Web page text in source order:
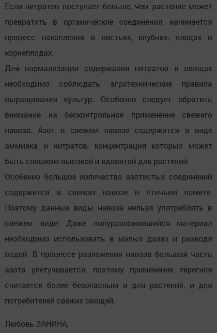
Если нитратов поступает больше, чем растение может
превратить в органические соединения, начинается
процесс накопления в листьях, клубнях, плодах и
корнеплодах.
Для нормализации содержания нитратов в овощах
необходимо соблюдать агротехнические правила
выращивания культур. Особенно следует обратить
внимание на бесконтрольное применение свежего
навоза. Азот в свежем навозе содержится в виде
аммиака и нитратов, концентрация которых может
быть слишком высокой и ядовитой для растений.
Особенно большое количество азотистых соединений
содержится в свином навозе и птичьем помете.
Поэтому данные виды навоза нельзя употреблять в
свежем виде. Даже полуразложившийся материал
необходимо использовать в малых дозах и разводя
водой. В процессе разложения навоза большая часть
азота улетучивается, поэтому применение перегноя
считается более безопасным и для растений, и для
потребителей свежих овощей.
Любовь ЗАНИНА,